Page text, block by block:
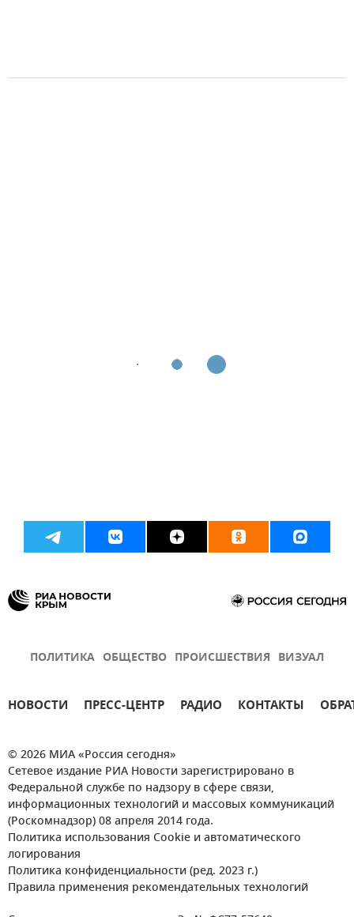
ПОЛИТИКА ОБЩЕСТВО ПРОИСШЕСТВИЯ ВИЗУАЛ
НОВОСТИ ПРЕСС-ЦЕНТР РАДИО КОНТАКТЫ
© 2026 МИА «Россия сегодня»
Сетевое издание РИА Новости зарегистрировано в
Федеральной службе по надзору в сфере связи,
информационных технологий и массовых коммуникаций
(Роскомнадзор) 08 апреля 2014 года.
Политика использования Cookie и автоматического
логирования
Политика конфиденциальности (ред. 2023 г.)
Правила применения рекомендательных технологий